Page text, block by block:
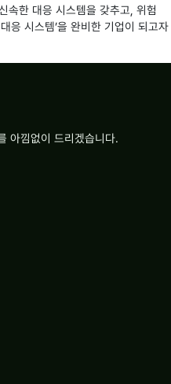
속한 대응 시스템을 갖추고, 위험
응 시스템’을 완비한 기업이 되고자
아낌없이 드리겠습니다.